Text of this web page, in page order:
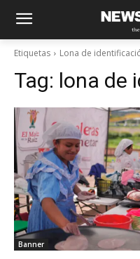
Etiquetas Lona de
Tag: lona de
Banner